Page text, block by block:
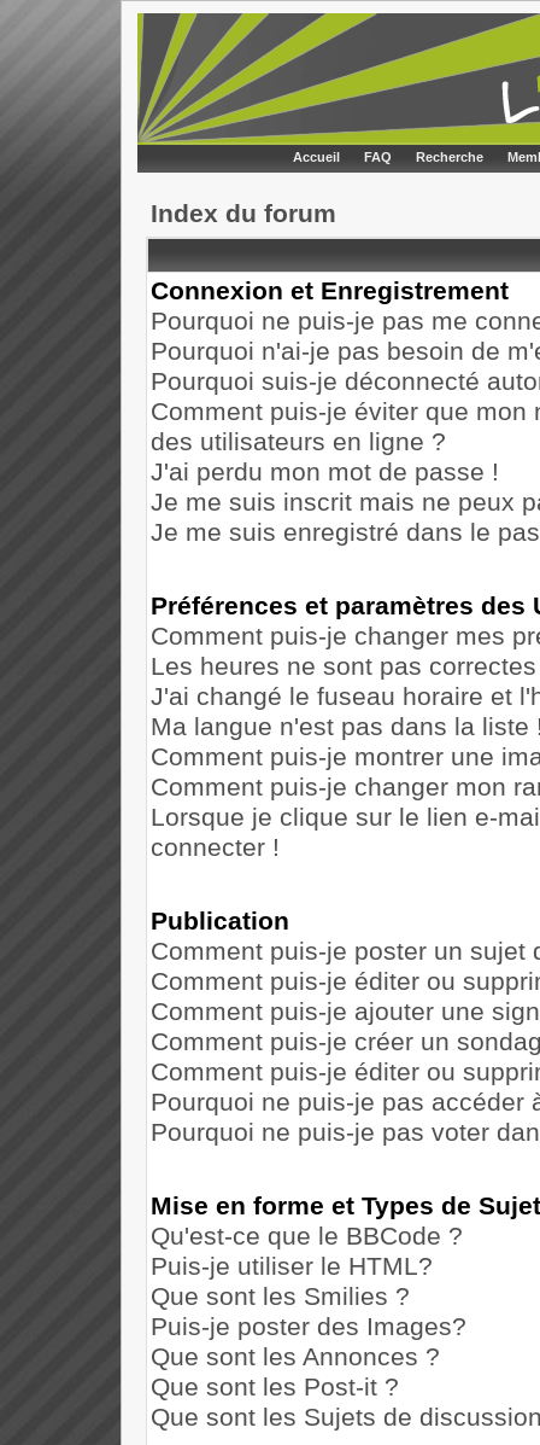
Accueil FAQ Recherche
Index du forum
Connexion et Enregistrement
Pourquoi ne puis-je pas me
Pourquoi n'ai-je pas besoin de
Pourquoi suis-je déconnecté
Comment puis-je éviter que
des utilisateurs en ligne ?
J'ai perdu mon mot de passe !
Je me suis inscrit mais ne peux
Je me suis enregistré dans le
Préférences et paramètres des
Comment puis-je changer mes
Les heures ne sont pas
J'ai changé le fuseau horaire et
Ma langue n'est pas dans la liste
Comment puis-je montrer une
Comment puis-je changer mon
Lorsque je clique sur le lien e-
connecter !
Publication
Comment puis-je poster un sujet
Comment puis-je éditer ou
Comment puis-je ajouter une
Comment puis-je créer un
Comment puis-je éditer ou
Pourquoi ne puis-je pas accéder
Pourquoi ne puis-je pas voter
Mise en forme et Types de
Qu'est-ce que le BBCode ?
Puis-je utiliser le HTML?
Que sont les Smilies ?
Puis-je poster des Images?
Que sont les Annonces ?
Que sont les Post-it ?
Que sont les Sujets de